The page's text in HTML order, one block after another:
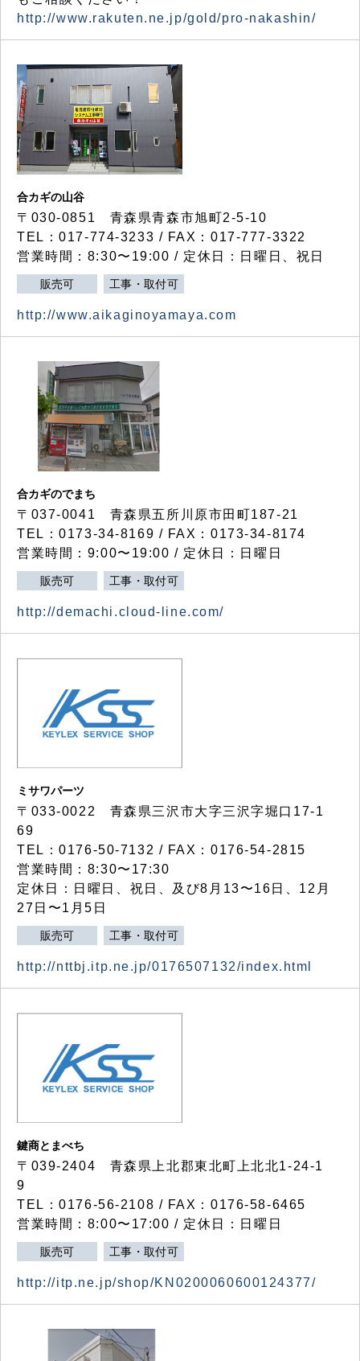
http://www.rakuten.ne.jp/gold/pro-nakashin/
合カギの山谷
〒030-0851 青森県青森市旭町2-5-10
TEL：017-774-3233 / FAX：017-777-3322
営業時間：8:30〜19:00 / 定休日：日曜日、祝日
販売可 工事・取付可
http://www.aikaginoyamaya.com
合カギのでまち
〒037-0041 青森県五所川原市田町187-21
TEL：0173-34-8169 / FAX：0173-34-8174
営業時間：9:00〜19:00 / 定休日：日曜日
販売可 工事・取付可
http://demachi.cloud-line.com/
ミサワパーツ
〒033-0022 青森県三沢市大字三沢字堀口17-1
69
TEL：0176-50-7132 / FAX：0176-54-2815
営業時間：8:30〜17:30
定休日：日曜日、祝日、及び8月13〜16日、12月
27日〜1月5日
販売可 工事・取付可
http://nttbj.itp.ne.jp/0176507132/index.html
鍵商とまべち
〒039-2404 青森県上北郡東北町上北北1-24-1
9
TEL：0176-56-2108 / FAX：0176-58-6465
営業時間：8:00〜17:00 / 定休日：日曜日
販売可 工事・取付可
http://itp.ne.jp/shop/KN0200060600124377/